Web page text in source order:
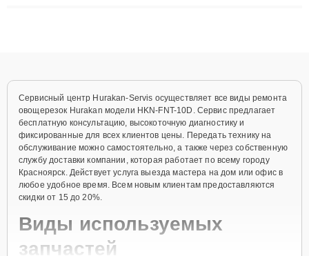
Сервисный центр Hurakan-Servis осуществляет все виды ремонта
овощерезок Hurakan модели HKN-FNT-10D. Сервис предлагает
бесплатную консультацию, высокоточную диагностику и
фиксированные для всех клиентов цены. Передать технику на
обслуживание можно самостоятельно, а также через собственную
службу доставки компании, которая работает по всему городу
Красноярск. Действует услуга выезда мастера на дом или офис в
любое удобное время. Всем новым клиентам предоставляются
скидки от 15 до 20%.
Виды используемых
запчастей